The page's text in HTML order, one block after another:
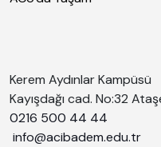
Kerem Aydınlar Kampüsü
Kayışdağı cad. No:32
0216 500 44 44
info@acibadem.edu.tr